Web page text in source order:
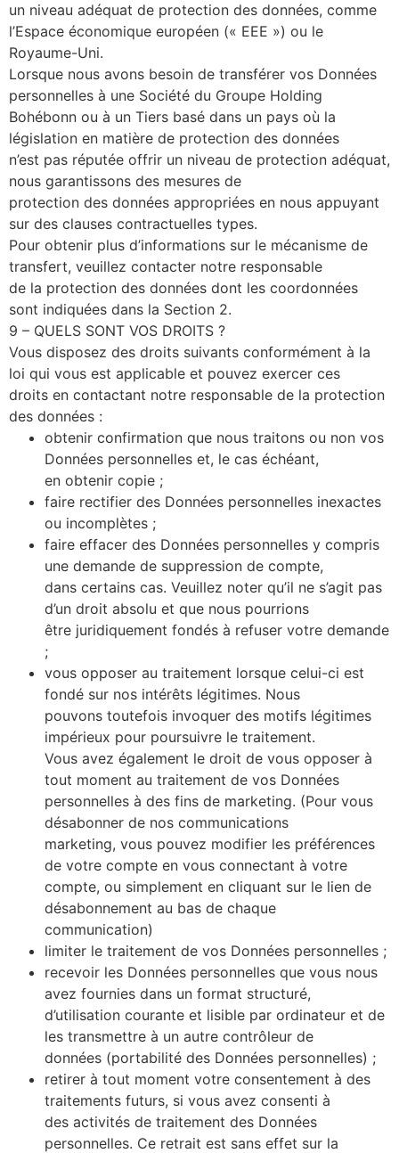
un niveau adéquat de protection des données, comme
l’Espace économique européen (« EEE ») ou le
Royaume-Uni.
Lorsque nous avons besoin de transférer vos Données
personnelles à une Société du Groupe Holding
Bohébonn ou à un Tiers basé dans un pays où la
législation en matière de protection des données
n’est pas réputée offrir un niveau de protection adéquat,
nous garantissons des mesures de
protection des données appropriées en nous appuyant
sur des clauses contractuelles types.
Pour obtenir plus d’informations sur le mécanisme de
transfert, veuillez contacter notre responsable
de la protection des données dont les coordonnées
sont indiquées dans la Section 2.
9 – QUELS SONT VOS DROITS ?
Vous disposez des droits suivants conformément à la
loi qui vous est applicable et pouvez exercer ces
droits en contactant notre responsable de la protection
des données :
obtenir confirmation que nous traitons ou non vos
Données personnelles et, le cas échéant,
en obtenir copie ;
faire rectifier des Données personnelles inexactes
ou incomplètes ;
faire effacer des Données personnelles y compris
une demande de suppression de compte,
dans certains cas. Veuillez noter qu’il ne s’agit pas
d’un droit absolu et que nous pourrions
être juridiquement fondés à refuser votre demande
;
vous opposer au traitement lorsque celui-ci est
fondé sur nos intérêts légitimes. Nous
pouvons toutefois invoquer des motifs légitimes
impérieux pour poursuivre le traitement.
Vous avez également le droit de vous opposer à
tout moment au traitement de vos Données
personnelles à des fins de marketing. (Pour vous
désabonner de nos communications
marketing, vous pouvez modifier les préférences
de votre compte en vous connectant à votre
compte, ou simplement en cliquant sur le lien de
désabonnement au bas de chaque
communication)
limiter le traitement de vos Données personnelles ;
recevoir les Données personnelles que vous nous
avez fournies dans un format structuré,
d’utilisation courante et lisible par ordinateur et de
les transmettre à un autre contrôleur de
données (portabilité des Données personnelles) ;
retirer à tout moment votre consentement à des
traitements futurs, si vous avez consenti à
des activités de traitement des Données
personnelles. Ce retrait est sans effet sur la